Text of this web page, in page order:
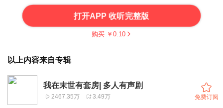
打开APP 收听完整版
购买 ￥ 0.10
以上内容来自专辑
我在末世有套房| 多人有声剧
2467.35万 3.49万 免费订阅